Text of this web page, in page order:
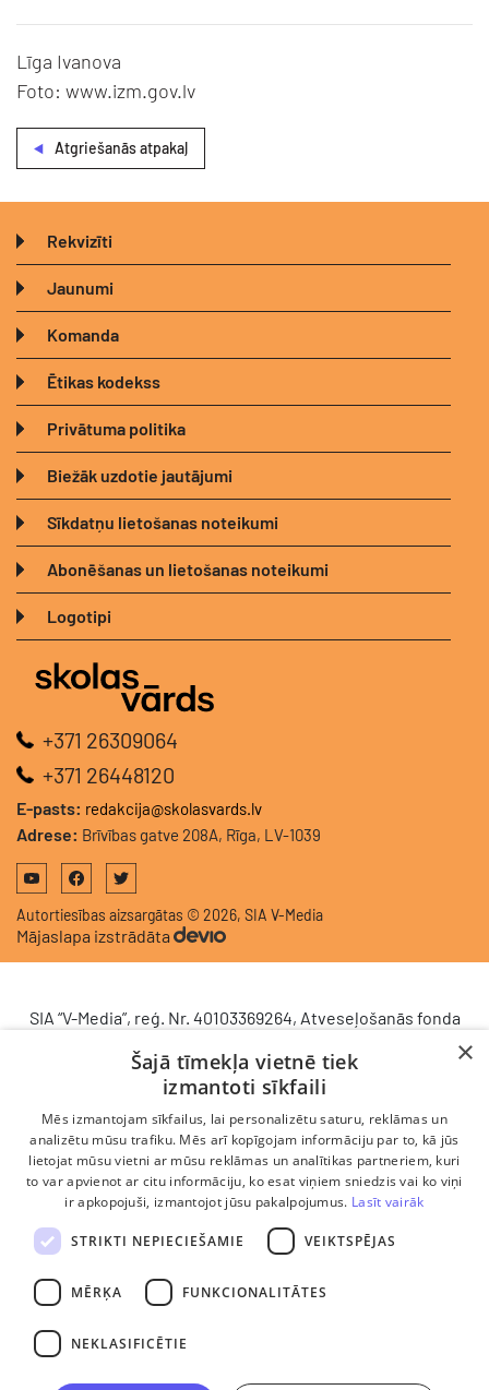
Līga Ivanova
Foto: www.izm.gov.lv
Atgriešanās atpakaļ
Rekvizīti
Jaunumi
Komanda
Ētikas kodekss
Privātuma politika
Biežāk uzdotie jautājumi
Sīkdatņu lietošanas noteikumi
Abonēšanas un lietošanas noteikumi
Logotipi
+371 26309064
+371 26448120
E-pasts: redakcija@skolasvards.lv
Adrese: Brīvības gatve 208A, Rīga, LV-1039
Autortiesības aizsargātas © 2026, SIA V-Media
Mājaslapa izstrādāta
SIA “V-Media”, reģ. Nr. 40103369264, Atveseļošanās fonda
komercdarbības procesu uzlabošanā - ieviesta klientu
attiecību pārvaldības sistēma (CRM). 2024. gada 16.
decembrī tika noslēgts līgums Nr. 9.2-17-L-2024/928 ar
Latvijas Investīciju un attīstības aģentūru par atbalsta
saņemšanu saskaņā ar Atveseļošanas un noturības
mehānisma plāna 2. komponenti “Digitālā transformācija”
(atbalsta pieteikuma Nr. DIGI/2024/1253). Projekta ietvaros
ieviesta klientu un darba procesu pārvaldības sistēma
Scoro, uzlabojot pārdošanas procesu, centralizējot klientu
datubāzi un darījumu plūsmu, kā arī nodrošinot pārskatāmu,
efektīvu pārdošanas nodaļas darbu un precīzāku rezultātu
×
Šajā tīmekļa vietnē tiek
izmantoti sīkfaili
Mēs izmantojam sīkfailus, lai personalizētu saturu, reklāmas un
analizētu mūsu trafiku. Mēs arī kopīgojam informāciju par to, kā jūs
lietojat mūsu vietni ar mūsu reklāmas un analītikas partneriem, kuri
to var apvienot ar citu informāciju, ko esat viņiem sniedzis vai ko viņi
ir apkopojuši, izmantojot jūsu pakalpojumus. Lasīt vairāk
STRIKTI NEPIECIEŠAMIE VEIKTSPĒJAS
MĒRĶA FUNKCIONALITĀTES
NEKLASIFICĒTIE